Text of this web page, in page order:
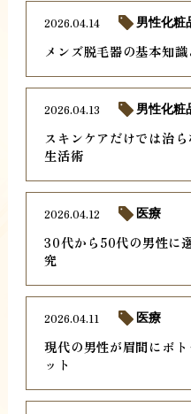
メンズ脱毛器の基本知
2026.04.14 男性化粧
スキンケアだけでは治
生活術
2026.04.13 男性化粧
30代から50代の男性に
究
2026.04.12 医療
現代の男性が眉間にボ
ット
2026.04.11 医療